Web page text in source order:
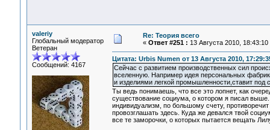
valeriy
Глобальный модератор
Ветеран
Сообщений: 4167
Re: Теория всего
« Ответ #251 : 13 Августа 2010, 18:43:10
Цитата: Urbis Numen от 13 Августа 2010,
Сейчас с развитием производственных сил
вселенную. Например идея персональных
и изделиями легкой промышленности,ставит
Ты ведь понимаешь, что все это лопнет, как
существование социума, о котором я писал
индивидуализм, по большому счету,
провозглашать здесь. Куда же девался твой
все те заморочки, о которых пытается вещать